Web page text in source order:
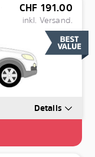
CHF 191.00
inkl. Versand.
Details